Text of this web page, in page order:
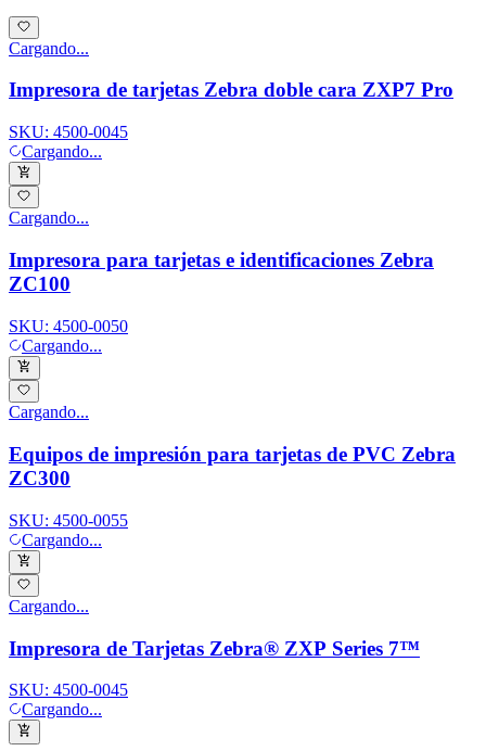
Cargando...
Impresora de tarjetas Zebra doble cara ZXP7 Pro
SKU: 4500-0045
Cargando...
Cargando...
Impresora para tarjetas e identificaciones Zebra
ZC100
SKU: 4500-0050
Cargando...
Cargando...
Equipos de impresión para tarjetas de PVC Zebra
ZC300
SKU: 4500-0055
Cargando...
Cargando...
Impresora de Tarjetas Zebra® ZXP Series 7™
SKU: 4500-0045
Cargando...